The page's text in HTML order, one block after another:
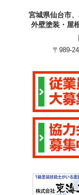
宮城県仙台市
外壁塗装・屋
〒989-